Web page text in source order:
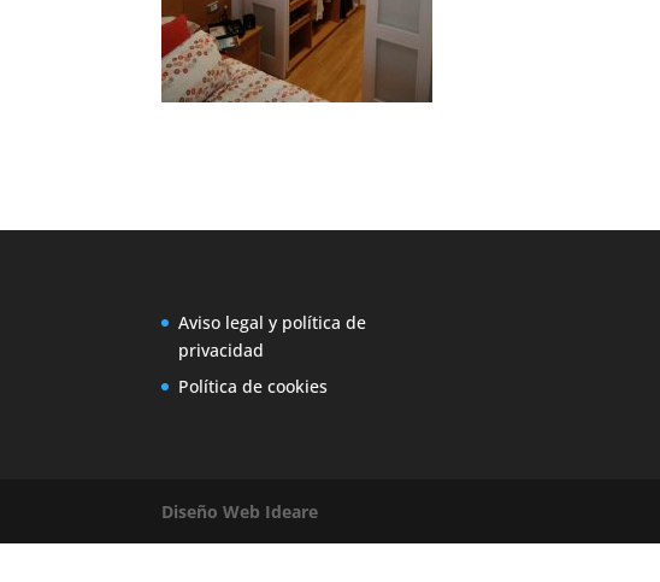
Aviso legal y política de
privacidad
Política de cookies
Diseño Web Ideare